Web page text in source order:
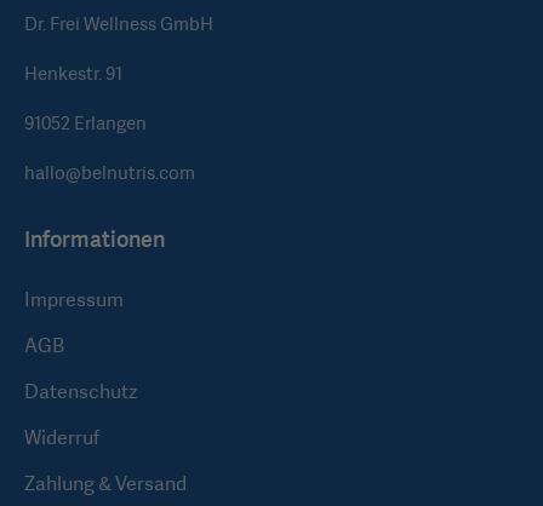
Dr. Frei Wellness GmbH
Henkestr. 91
91052 Erlangen
hallo@belnutris.com
Informationen
Impressum
AGB
Datenschutz
Widerruf
Zahlung & Versand